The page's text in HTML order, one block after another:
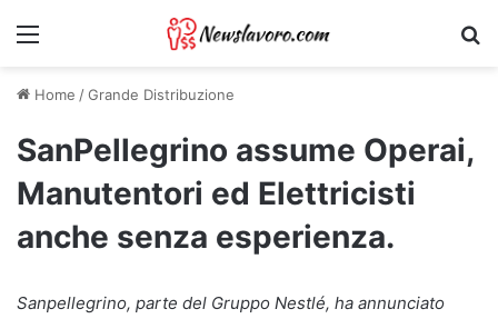
Menu
Home /Grande Distribuzione
SanPellegrino assume Operai,
Manutentori ed Elettricisti
anche senza esperienza.
Sanpellegrino, parte del Gruppo Nestlé, ha annunciato